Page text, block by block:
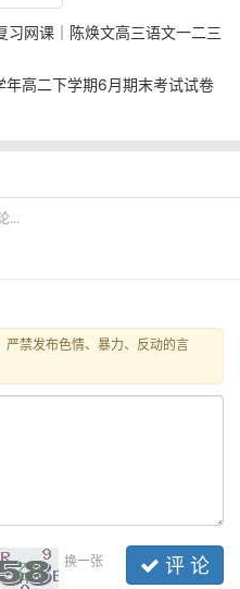
习网课｜陈焕文高三语文一二三
高二下学期6月期末考试试卷
...
禁发布色情、暴力、反动的言
换一张 评 论